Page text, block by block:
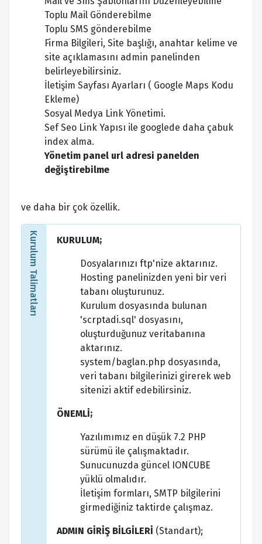
Toplu Mail Gönderebilme
Toplu SMS gönderebilme
Firma Bilgileri, Site başlığı, anahtar kelime ve
site açıklamasını admin panelinden
belirleyebilirsiniz.
İletişim Sayfası Ayarları ( Google Maps Kodu
Ekleme)
Sosyal Medya Link Yönetimi.
Sef Seo Link Yapısı ile googlede daha çabuk
index alma.
Yönetim panel url adresi panelden
değiştirebilme
ve daha bir çok özellik.
Kurulum Talimatları KURULUM;
Dosyalarınızı ftp'nize aktarınız.
Hosting panelinizden yeni bir veri
tabanı oluşturunuz.
Kurulum dosyasında bulunan
'scrptadi.sql' dosyasını,
oluşturduğunuz veritabanına
aktarınız.
system/baglan.php dosyasında,
veri tabanı bilgilerinizi girerek web
sitenizi aktif edebilirsiniz.
ÖNEMLİ;
Yazılımımız en düşük 7.2 PHP
sürümü ile çalışmaktadır.
Sunucunuzda güncel IONCUBE
yüklü olmalıdır.
İletişim formları, SMTP bilgilerini
girmediğiniz taktirde çalışmaz.
ADMIN GİRİŞ BİLGİLERİ (Standart);